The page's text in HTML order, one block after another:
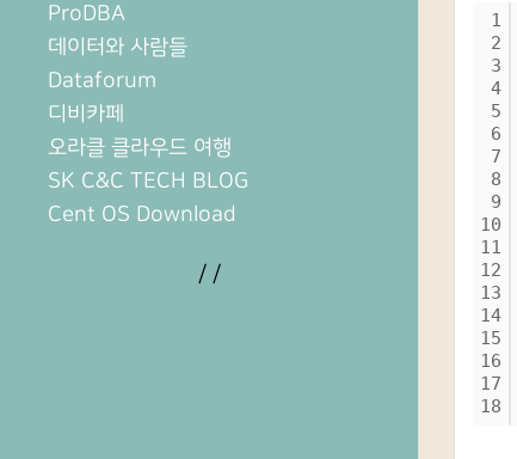
ProDBA
데이터와 사람들
Dataforum
디비카페
오라클 클라우드 여행
SK C&C TECH BLOG
Cent OS Download
/ /
1
2
3
4
5
6
7
8
9
10
11
12
13
14
15
16
17
18